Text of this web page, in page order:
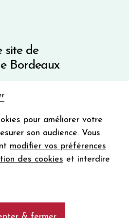
site de
Bordeaux
pour améliorer votre
son audience. Vous
modifier vos préférences
des cookies et interdire
sur votre première commande
?
CHATEAU
en bon d'achat
de recevoir la newsletter de la